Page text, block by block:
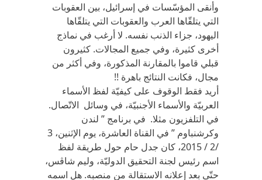
وأنقى المؤسّسات في إسرائيل، بين العقوبات
التي يتلقّاها العرب والعقوبات التي يتلقّاها
اليهود، جزاء الذنب نفسه. لا أرغب في نماذج
أخرى كثيرة، وفي جميع المجالات. كثيرون
قبلي قاموا بالمقارنة المذكورة، وفي أكثر من
مجال، فكانت النتائج باهرة !!
أريد فقط الوقوف على كيفيّة لفظ الأسماء
العربيّة والأسماء الأجنبيّة، في وسائل الاتّصال.
في التلفزيون مثلا. في برنامج ” لندن
وكرشنباوم ” في القناة العاشرة، يوم الإثنين، 3
/2 / 2015، كان جدل حام حول طريقة لفظ
اسم رئيس لجنة التحقيق الدوليّة، وليم شاڤس،
حتّى بعد إعلانه الاستقالة من منصبه. هل اسمه